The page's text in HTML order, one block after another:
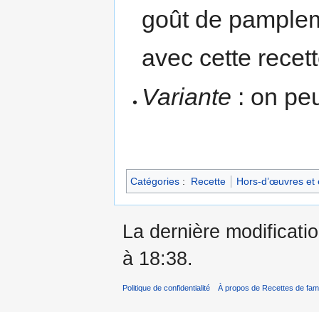
goût de
avec cette
Variante : on
Catégories : Recette Hors-d’œuvres et
La dernière
à 18:38.
Politique de confidentialité À propos de Recettes de